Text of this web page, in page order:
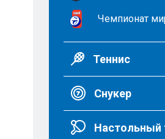
Чемпионат
Теннис
Снукер
Настольный